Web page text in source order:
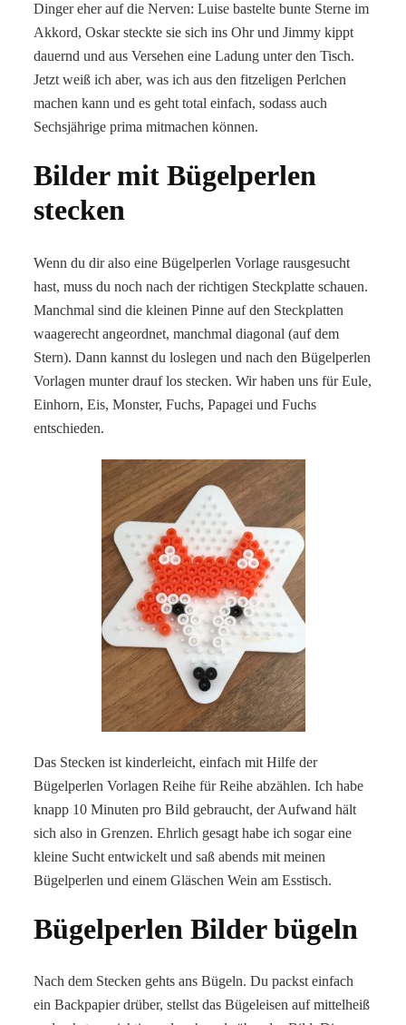
Dinger eher auf die Nerven: Luise bastelte bunte Sterne im
Akkord, Oskar steckte sie sich ins Ohr und Jimmy kippt
dauernd und aus Versehen eine Ladung unter den Tisch.
Jetzt weiß ich aber, was ich aus den fitzeligen Perlchen
machen kann und es geht total einfach, sodass auch
Sechsjährige prima mitmachen können.
Bilder mit Bügelperlen
stecken
Wenn du dir also eine Bügelperlen Vorlage rausgesucht
hast, muss du noch nach der richtigen Steckplatte schauen.
Manchmal sind die kleinen Pinne auf den Steckplatten
waagerecht angeordnet, manchmal diagonal (auf dem
Stern). Dann kannst du loslegen und nach den Bügelperlen
Vorlagen munter drauf los stecken. Wir haben uns für Eule,
Einhorn, Eis, Monster, Fuchs, Papagei und Fuchs
entschieden.
Das Stecken ist kinderleicht, einfach mit Hilfe der
Bügelperlen Vorlagen Reihe für Reihe abzählen. Ich habe
knapp 10 Minuten pro Bild gebraucht, der Aufwand hält
sich also in Grenzen. Ehrlich gesagt habe ich sogar eine
kleine Sucht entwickelt und saß abends mit meinen
Bügelperlen und einem Gläschen Wein am Esstisch.
Bügelperlen Bilder bügeln
Nach dem Stecken gehts ans Bügeln. Du packst einfach
ein Backpapier drüber, stellst das Bügeleisen auf mittelheiß